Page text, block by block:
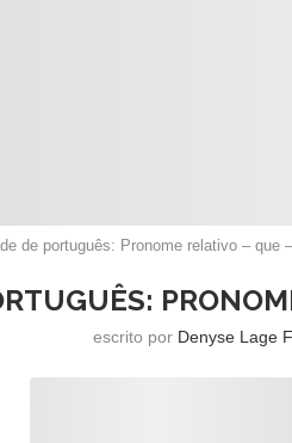
de português: Pronome relativo – que
escrito por Denyse Lage